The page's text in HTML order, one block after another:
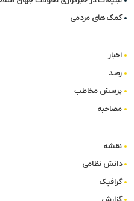
کمک های مردمی
اخبار
رصد
پرسش مخاطب
مصاحبه
نقشه
دانش نظامی
گرافیک